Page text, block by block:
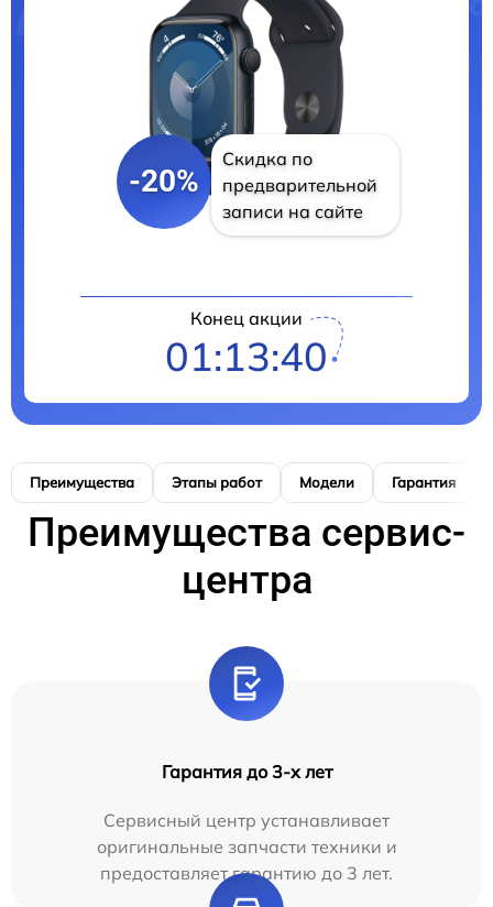
-20%
Скидка по
предварительной
записи на сайте
Конец акции
01:13:39
Преимущества Этапы работ Модели Гарантия
Преимущества сервис-
центра
Гарантия до 3-х лет
Сервисный центр устанавливает
оригинальные запчасти техники и
предоставляет гарантию до 3 лет.